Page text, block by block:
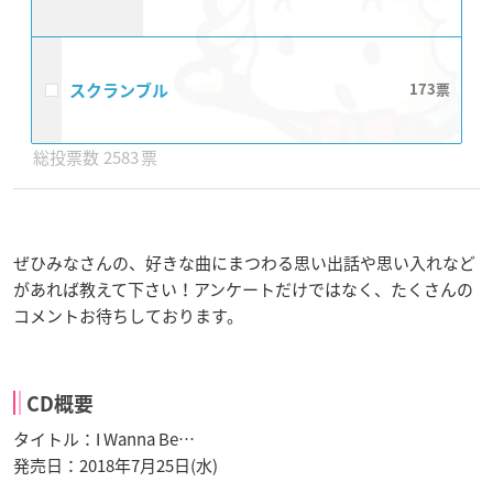
スクランブル 173
2583
ぜひみなさんの、好きな曲にまつわる思い出話や思い入れなど
があれば教えて下さい！アンケートだけではなく、たくさんの
コメントお待ちしております。
CD概要
タイトル：I Wanna Be…
発売日：2018年7月25日(水)